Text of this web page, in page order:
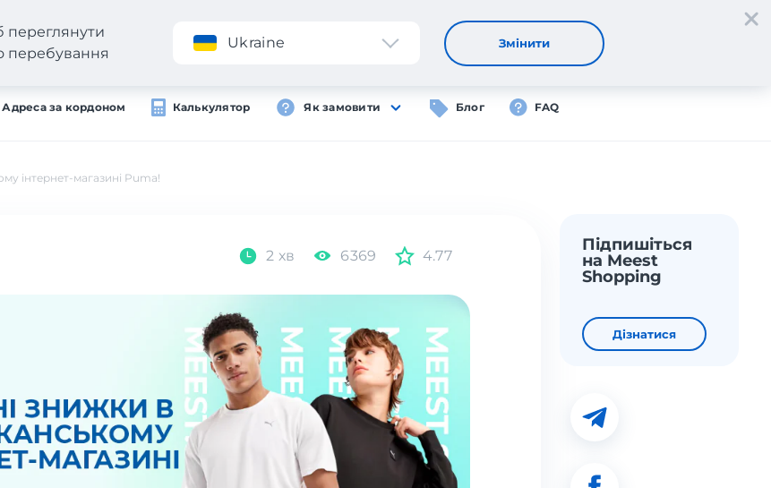
Додаток Реєстрація Вхід
Адреса за кордоном Калькулятор Як замовити Блог FAQ
переглянути
перебування
Ukraine Змінити
інтернет-магазині Puma!
2 хв 6369 4.77
Підпишіться
на Meest
Shopping
Дізнатися